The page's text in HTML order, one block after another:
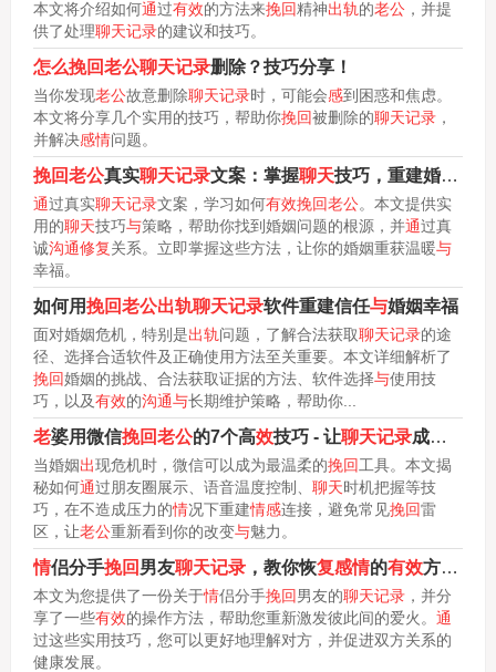
本文将介绍如何通过有效的方法来挽回精神出轨的老公，并提
供了处理聊天记录的建议和技巧。
怎么挽回老公聊天记录删除？技巧分享！
当你发现老公故意删除聊天记录时，可能会感到困惑和焦虑。
本文将分享几个实用的技巧，帮助你挽回被删除的聊天记录，
并解决感情问题。
挽回老公真实聊天记录文案：掌握聊天技巧，重建婚姻幸福
通过真实聊天记录文案，学习如何有效挽回老公。本文提供实
用的聊天技巧与策略，帮助你找到婚姻问题的根源，并通过真
诚沟通修复关系。立即掌握这些方法，让你的婚姻重获温暖与
幸福。
如何用挽回老公出轨聊天记录软件重建信任与婚姻幸福
面对婚姻危机，特别是出轨问题，了解合法获取聊天记录的途
径、选择合适软件及正确使用方法至关重要。本文详细解析了
挽回婚姻的挑战、合法获取证据的方法、软件选择与使用技
巧，以及有效的沟通与长期维护策略，帮助你...
老婆用微信挽回老公的7个高效技巧 - 让聊天记录成为
当婚姻出现危机时，微信可以成为最温柔的挽回工具。本文揭
秘如何通过朋友圈展示、语音温度控制、 聊天时机把握等技
巧，在不造成压力的情况下重建情感连接，避免常见挽回雷
区，让老公重新看到你的改变与魅力。
情侣分手挽回 男友聊天记录，教你恢复感情的有效方法！
本文为您提供了一份关于情侣分手挽回男友的聊天记录，并分
享了一些有效的操作方法，帮助您重新激发彼此间的爱火。 通
过这些实用技巧，您可以更好地理解对方，并促进双方关系的
健康发展。